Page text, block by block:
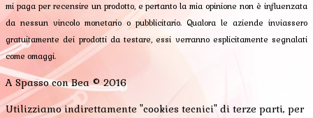
mi paga per recensire un prodotto, e pertanto la mia opinione non è influenzata
da nessun vincolo monetario o pubblicitario. Qualora le aziende inviassero
gratuitamente dei prodotti da testare, essi verranno esplicitamente segnalati
come omaggi.
A Spasso con Bea © 2016
Utilizziamo indirettamente "cookies tecnici" di terze parti, per